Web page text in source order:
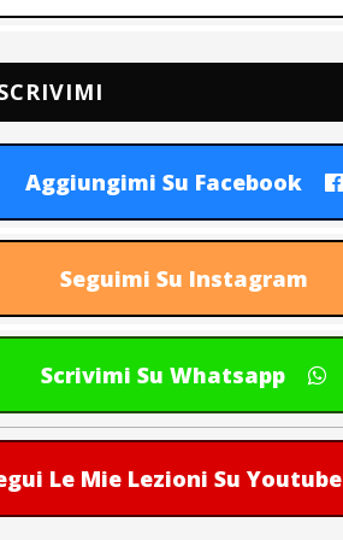
Aggiungimi Su Facebook
Seguimi Su Instagram
Scrivimi Su Whatsapp
Le Mie Lezioni Su Youtube